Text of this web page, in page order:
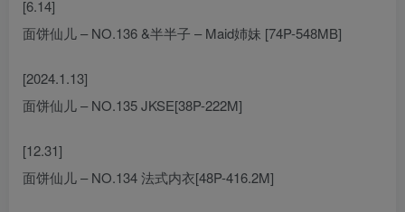
[6.14]
面饼仙儿 – NO.136 &半半子 – Maid姉妹 [74P-548MB]
[2024.1.13]
面饼仙儿 – NO.135 JKSE[38P-222M]
[12.31]
面饼仙儿 – NO.134 法式内衣[48P-416.2M]